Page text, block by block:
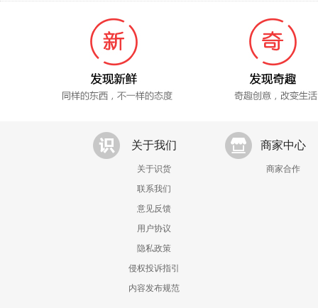
关于我们
关于识货
联系我们
意见反馈
用户协议
隐私政策
侵权投诉指引
内容发布规范
商家中心
商家合作